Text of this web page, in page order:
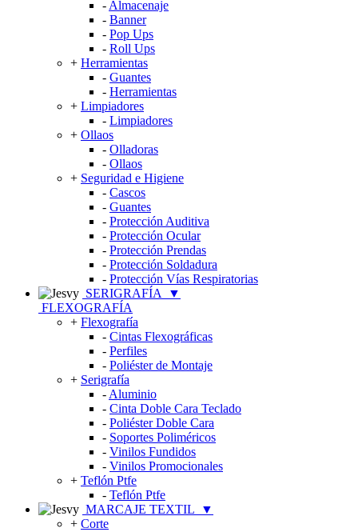
- Almacenaje
- Banner
- Pop Ups
- Roll Ups
+ Herramientas
- Guantes
- Herramientas
+ Limpiadores
- Limpiadores
+ Ollaos
- Olladoras
- Ollaos
+ Seguridad e Higiene
- Cascos
- Guantes
- Protección Auditiva
- Protección Ocular
- Protección Prendas
- Protección Soldadura
- Protección Vías Respiratorias
SERIGRAFÍA
▼
FLEXOGRAFÍA
+ Flexografía
- Cintas Flexográficas
- Perfiles
- Poliéster de Montaje
+ Serigrafía
- Aluminio
- Cinta Doble Cara Teclado
- Poliéster Doble Cara
- Soportes Poliméricos
- Vinilos Fundidos
- Vinilos Promocionales
+ Teflón Ptfe
- Teflón Ptfe
MARCAJE TEXTIL
▼
+ Corte